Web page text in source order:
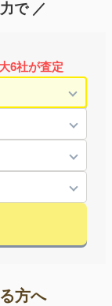
で ／
6社が査定
方へ